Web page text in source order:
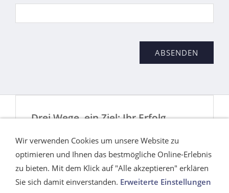
Drei Wege, ein Ziel: Ihr Erfolg
Ob flexibel von zu Hause aus, interaktiv im
Webinar oder ganz persönlich vor Ort –
Lernen war noch nie so vielseitig!
Wir verwenden Cookies um unsere Website zu
optimieren und Ihnen das bestmögliche Online-Erlebnis
zu bieten. Mit dem Klick auf "Alle akzeptieren" erklären
Sie sich damit einverstanden. Erweiterte Einstellungen